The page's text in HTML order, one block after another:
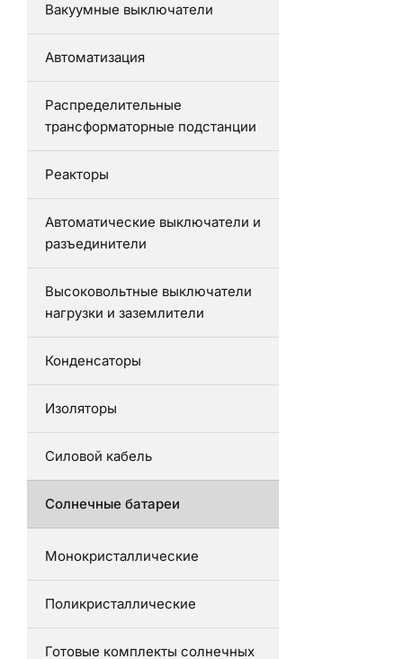
Вакуумные выключатели
Автоматизация
Распределительные
трансформаторные подстанции
Реакторы
Автоматические выключатели и
разъединители
Высоковольтные выключатели
нагрузки и заземлители
Конденсаторы
Изоляторы
Силовой кабель
Солнечные батареи
Монокристаллические
Поликристаллические
Готовые комплекты солнечных